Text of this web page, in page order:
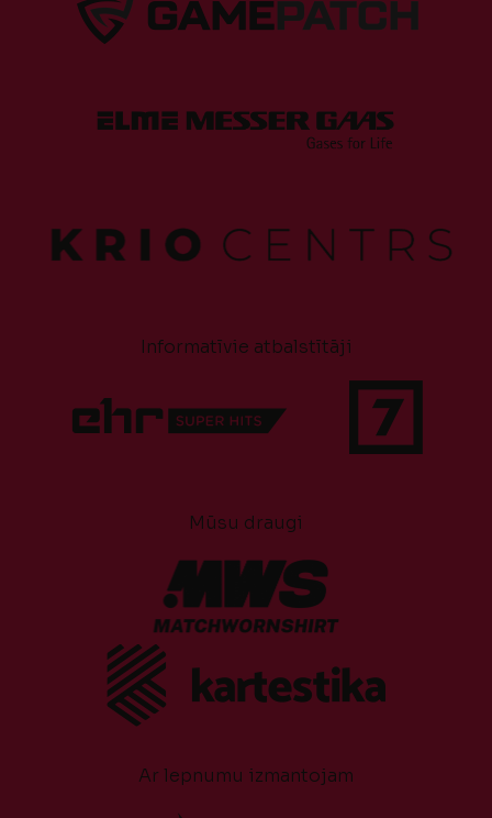
Informatīvie atbalstītāji
Mūsu draugi
Ar lepnumu izmantojam